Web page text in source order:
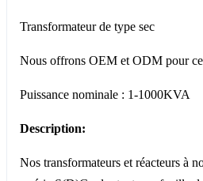
Transformateur de type sec
Nous offrons OEM et ODM pour
Puissance nominale : 1-1000KVA
Description:
Nos transformateurs et réacteurs à